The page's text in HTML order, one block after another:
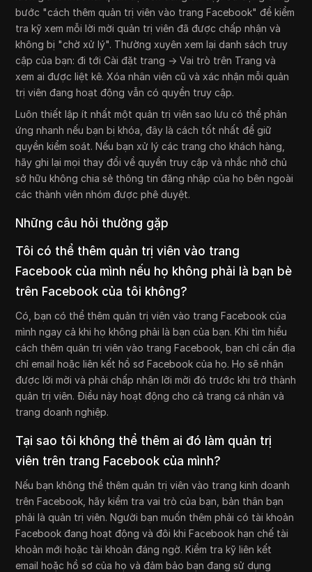
bước "cách thêm quản trị viên vào trang Facebook" để kiểm
tra kỹ xem mỗi lời mời quản trị viên đã được chấp nhận và
không bị "chờ xử lý". Thường xuyên xem lại danh sách truy
cập của bạn: đi tới Cài đặt trang → Vai trò trên Trang và
xem ai được liệt kê. Xóa nhân viên cũ và xác nhận mỗi quản
trị viên đang hoạt động vẫn có quyền truy cập.
Luôn thiết lập ít nhất một quản trị viên sao lưu có thể phản
ứng nhanh nếu bạn bị khóa, đây là cách tốt nhất để giữ
quyền kiểm soát. Nếu bạn xử lý các trang cho khách hàng,
hãy ghi lại mọi thay đổi về quyền truy cập và nhắc nhở chủ
sở hữu không chia sẻ thông tin đăng nhập của họ bên ngoài
các thành viên nhóm được phê duyệt.
Những câu hỏi thường gặp
Tôi có thể thêm quản trị viên vào trang
Facebook của mình nếu họ không phải là bạn bè
trên Facebook của tôi không?
Có, bạn có thể thêm quản trị viên vào trang Facebook của
mình ngay cả khi họ không phải là bạn của bạn. Khi tìm hiểu
cách thêm quản trị viên vào trang Facebook, bạn chỉ cần địa
chỉ email hoặc liên kết hồ sơ Facebook của họ. Họ sẽ nhận
được lời mời và phải chấp nhận lời mời đó trước khi trở thành
quản trị viên. Điều này hoạt động cho cả trang cá nhân và
trang doanh nghiệp.
Tại sao tôi không thể thêm ai đó làm quản trị
viên trên trang Facebook của mình?
Nếu bạn không thể thêm quản trị viên vào trang kinh doanh
trên Facebook, hãy kiểm tra vai trò của bạn, bản thân bạn
phải là quản trị viên. Người bạn muốn thêm phải có tài khoản
Facebook đang hoạt động và đôi khi Facebook hạn chế tài
khoản mới hoặc tài khoản đáng ngờ. Kiểm tra kỹ liên kết
email hoặc hồ sơ của họ và đảm bảo bạn đang sử dụng